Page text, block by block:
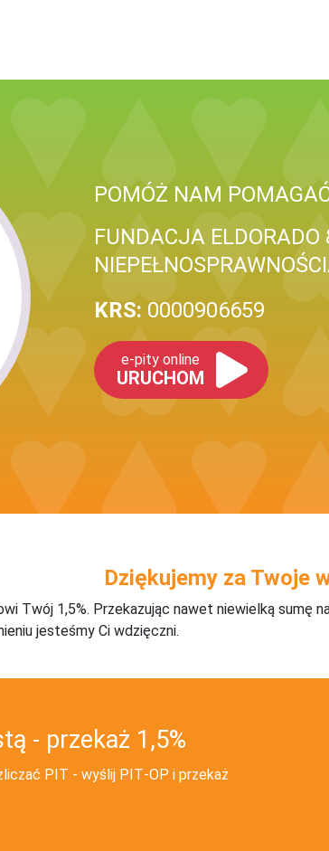
POMÓŻ NAM
FUNDACJA
KRS: 0000906659
e-pity online
URUCHOM
Dziękujemy za Twoje
Twój 1,5%. Przekazując nawet niewielką sumę
jesteśmy Ci wdzięczni.
- przekaż 1,5%
PIT - wyślij PIT‑OP i przekaż